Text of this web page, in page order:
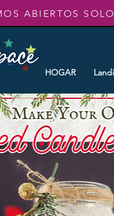
ABIERTOS
HOGAR